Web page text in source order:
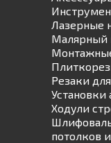
Лазерные
Малярный
Резаки
Установки
Ходули
потолков